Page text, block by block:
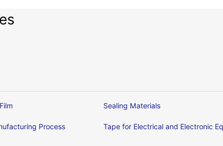
Sealing Materials
Process
Tape for Electrical and Electronic